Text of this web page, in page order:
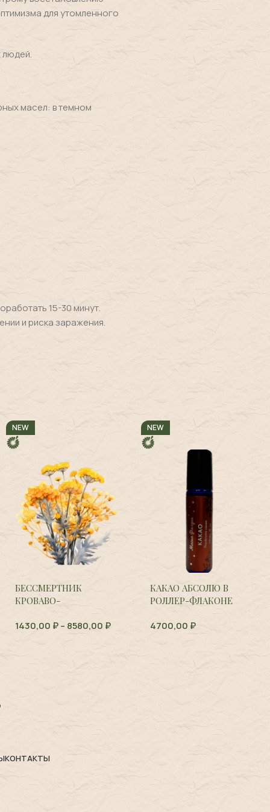
для утомленного
людей.
масел: в темном
15-30 минут.
и риска заражения.
NEW
БЕССМЕРТНИК
КРОВАВО-
sanguineum
1430,00 ₽– 8580,00 ₽
NEW
КАКАО АБСОЛЮ В
РОЛЛЕР-ФЛАКОНЕ
4700,00 ₽
КОНТАКТЫ